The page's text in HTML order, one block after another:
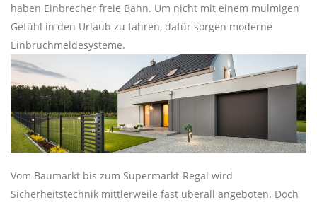
haben Einbrecher freie Bahn. Um nicht mit einem mulmigen
Gefühl in den Urlaub zu fahren, dafür sorgen moderne
Einbruchmeldesysteme.
Vom Baumarkt bis zum Supermarkt-Regal wird
Sicherheitstechnik mittlerweile fast überall angeboten. Doch